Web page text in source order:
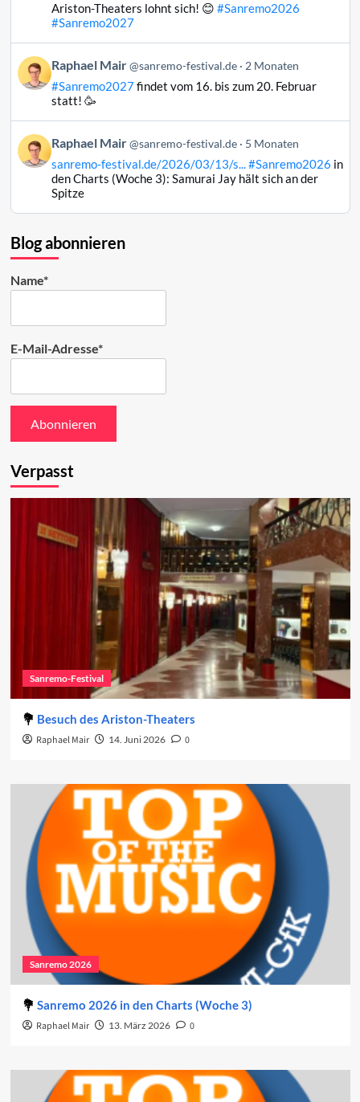
ansehen
Ariston-Theaters lohnt sich! 😊 #Sanremo2026
#Sanremo2027
Beitrag
von
Raphael
Bluesky
ansehen
Raphael Mair @sanremo-festival.de 2 Monaten
#Sanremo2027findet vom 16. bis zum 20. Februar
statt! 🥳
Beitrag
von
Raphael
ansehen
Raphael Mair @sanremo-festival.de 5 Monaten
sanremo-festival.de/2026/03/13/s...#Sanremo2026 in
den Charts (Woche 3): Samurai Jay hält sich an der
Spitze
Blog abonnieren
Name*
E-Mail-Adresse*
Verpasst
Sanremo-Festival
Besuch des Ariston-Theaters
Raphael Mair 14. Juni 2026 0
Sanremo 2026
Sanremo 2026 in den Charts (Woche 3)
Raphael Mair 13. März 2026 0